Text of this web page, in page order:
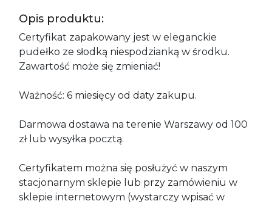
Opis produktu:
Certyfikat zapakowany jest w eleganckie
pudełko ze słodką niespodzianką w środku.
Zawartość może się zmieniać!
Ważność: 6 miesięcy od daty zakupu.
Darmowa dostawa na terenie Warszawy od 100
zł lub wysyłka pocztą.
Certyfikatem można się posłużyć w naszym
stacjonarnym sklepie lub przy zamówieniu w
sklepie internetowym (wystarczy wpisać w